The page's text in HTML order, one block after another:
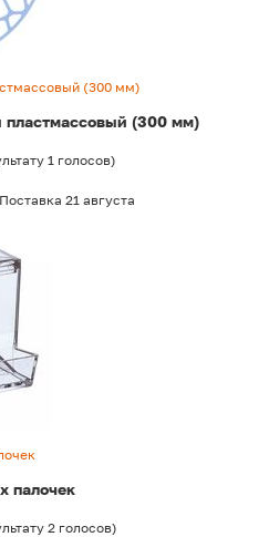
(300 мм)
пластмассовый (300 мм)
1 голосов)
21 августа
палочек
2 голосов)